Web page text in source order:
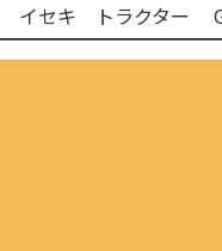
イセキ トラクター